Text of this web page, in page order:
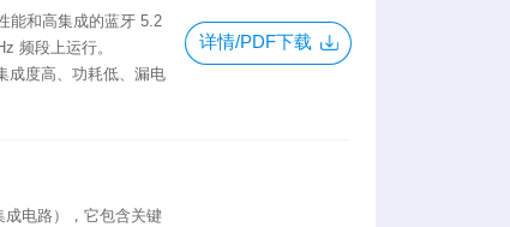
能和高集成的蓝牙 5.2
频段上运行。
成度高、功耗低、漏电
详情/PDF下载
成电路），它包含关键